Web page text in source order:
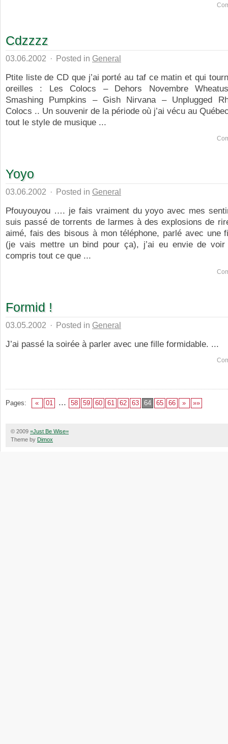
Cdzzzz
03.06.2002 · Posted in General
Ptite liste de CD que j’ai porté au taf ce matin et qui
oreilles : Les Colocs – Dehors Novembre
Smashing Pumpkins – Gish Nirvana – Unplugged
Colocs .. Un souvenir de la période où j’ai vécu au
tout le style de musique ...
Yoyo
03.06.2002 · Posted in General
Pfouyouyou …. je fais vraiment du yoyo avec mes
suis passé de torrents de larmes à des explosions de
aimé, fais des bisous à mon téléphone, parlé avec une
(je vais mettre un bind pour ça), j’ai eu envie de voir
compris tout ce que ...
Formid !
03.05.2002 · Posted in General
J’ai passé la soirée à parler avec une fille formidable. ...
Pages: « 01 ... 58 59 60 61 62 63 64 65 66 » »»
© 2009 =Just Be Wise=
Theme by Dimox